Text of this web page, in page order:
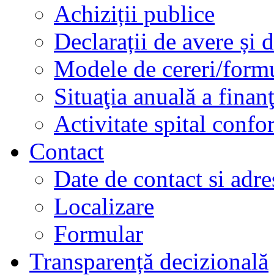
Achiziții publice
Declarații de avere și
Modele de cereri/
Situaţia anuală a
Activitate spital
Contact
Date de contact si
Localizare
Formular
Transparență decizională